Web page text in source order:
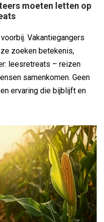
moeten letten op
Vakantiegangers
zoeken betekenis,
leesretreats – reizen
samenkomen. Geen
ervaring die bijblijft en